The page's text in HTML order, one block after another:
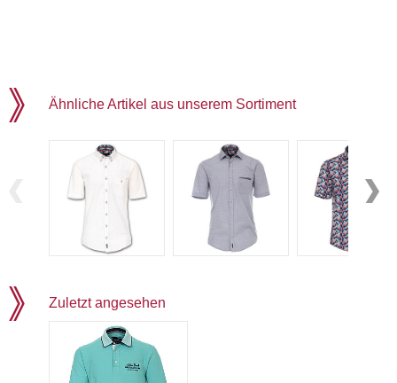
Ähnliche Artikel aus unserem Sortiment
Zuletzt angesehen